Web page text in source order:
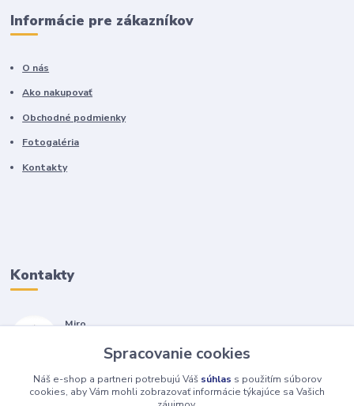
Informácie pre zákazníkov
O nás
Ako nakupovať
Obchodné podmienky
Fotogaléria
Kontakty
Kontakty
Miro
(Po-Pia, 7-17 hod.)
isopneumatiky@isopneumatiky.sk
Spracovanie cookies
Náš e-shop a partneri potrebujú Váš súhlas s použitím súborov
cookies, aby Vám mohli zobrazovať informácie týkajúce sa Vašich